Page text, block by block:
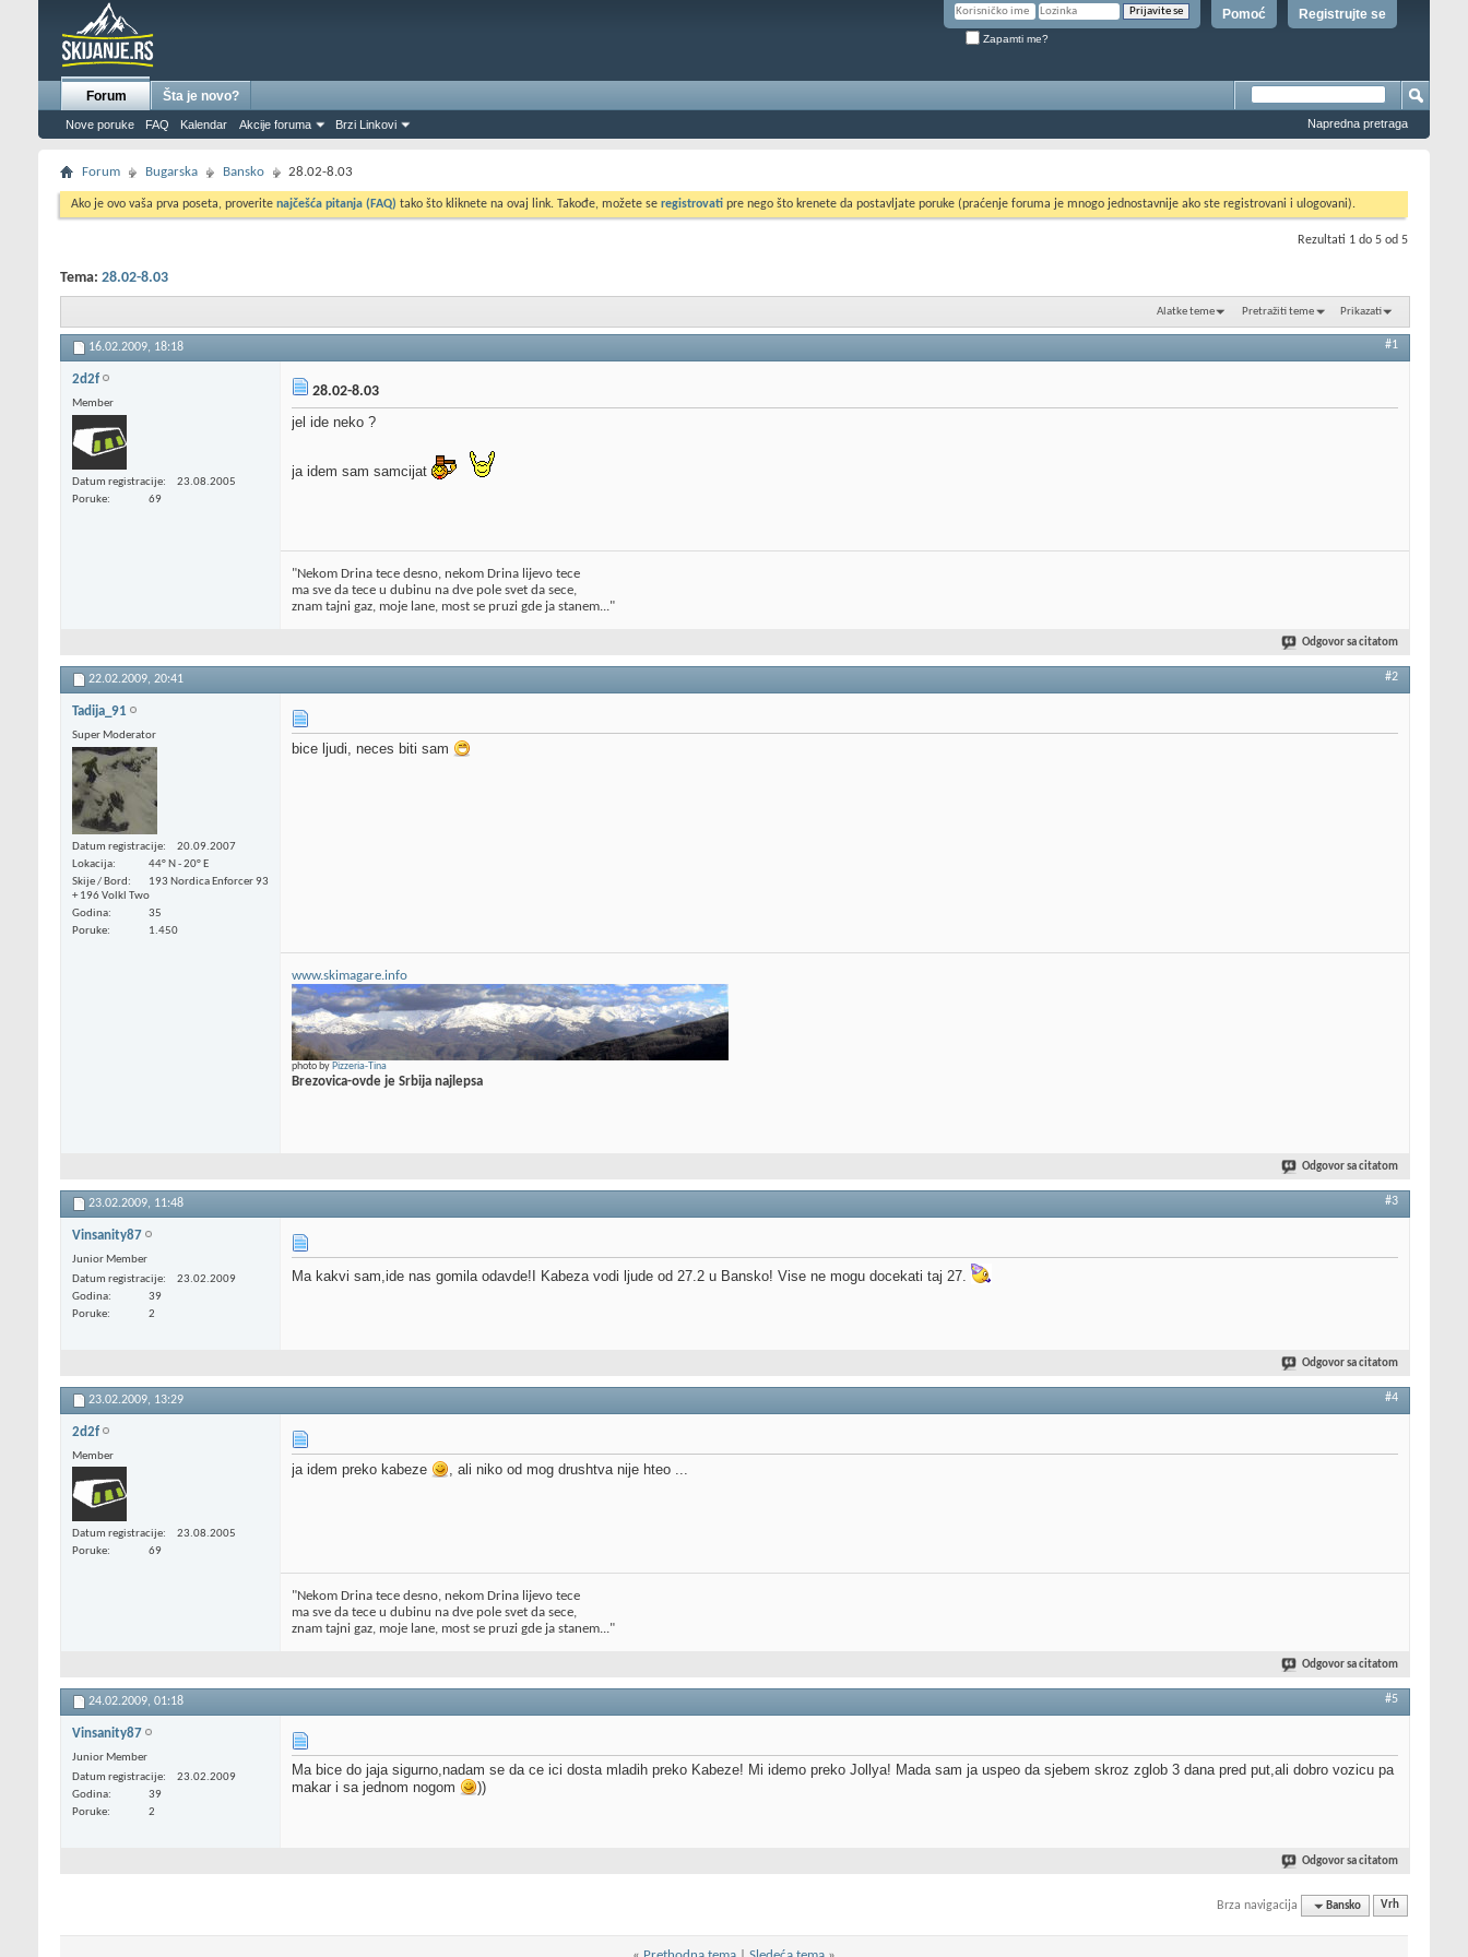
Registrujte se
Pomoć
Zapamti me?
Forum
Nove poruke FAQ Kalendar Akcije foruma Brzi Linkovi
Šta je novo?
Napredna pretraga
Forum Bugarska Bansko 28.02-8.03
Ako je ovo vaša prva poseta, proverite najčešća pitanja (FAQ) tako što kliknete na ovaj link. Takođe, možete se registrovati pre nego što krenete da postavljate poruke (praćenje foruma je mnogo jednostavnije ako ste registrovani i ulogovani).
Rezultati 1 do 5 od 5
Tema: 28.02-8.03
Alatke teme Pretražiti teme Prikazati
16.02.2009, 18:18 #1
2d2f
Member
Datum registracije
23.08.2005
Poruke
69
28.02-8.03
jel ide neko ?
ja idem sam samcijat
"Nekom Drina tece desno, nekom Drina lijevo tece
ma sve da tece u dubinu na dve pole svet da sece,
znam tajni gaz, moje lane, most se pruzi gde ja stanem..."
Odgovor sa citatom
22.02.2009, 20:41 #2
Tadija_91
Super Moderator
Datum registracije
20.09.2007
Lokacija
44° N - 20° E
Skije / Bord
193 Nordica Enforcer 93
+ 196 Volkl Two
Godina
35
Poruke
1.450
bice ljudi, neces biti sam
www.skimagare.info
photo by Pizzeria-Tina
Brezovica-ovde je Srbija najlepsa
Odgovor sa citatom
23.02.2009, 11:48 #3
Vinsanity87
Junior Member
Datum registracije
23.02.2009
Godina
39
Poruke
2
Ma kakvi sam,ide nas gomila odavde!I Kabeza vodi ljude od 27.2 u Bansko! Vise ne mogu docekati taj 27.
Odgovor sa citatom
23.02.2009, 13:29 #4
2d2f
Member
Datum registracije
23.08.2005
Poruke
69
ja idem preko kabeze , ali niko od mog drushtva nije hteo ...
"Nekom Drina tece desno, nekom Drina lijevo tece
ma sve da tece u dubinu na dve pole svet da sece,
znam tajni gaz, moje lane, most se pruzi gde ja stanem..."
Odgovor sa citatom
24.02.2009, 01:18 #5
Vinsanity87
Junior Member
Datum registracije
23.02.2009
Godina
39
Poruke
2
Ma bice do jaja sigurno,nadam se da ce ici dosta mladih preko Kabeze! Mi idemo preko Jollya! Mada sam ja uspeo da sjebem skroz zglob 3 dana pred put,ali dobro vozicu pa
makar i sa jednom nogom
))
Odgovor sa citatom
Brza navigacija Bansko Vrh